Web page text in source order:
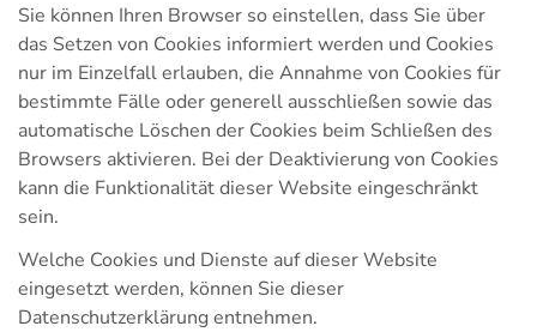
Sie können Ihren Browser so einstellen, dass Sie über
das Setzen von Cookies informiert werden und Cookies
nur im Einzelfall erlauben, die Annahme von Cookies für
bestimmte Fälle oder generell ausschließen sowie das
automatische Löschen der Cookies beim Schließen des
Browsers aktivieren. Bei der Deaktivierung von Cookies
kann die Funktionalität dieser Website eingeschränkt
sein.
Welche Cookies und Dienste auf dieser Website
eingesetzt werden, können Sie dieser
Datenschutzerklärung entnehmen.